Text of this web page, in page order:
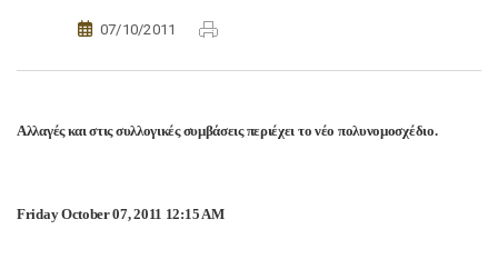
07/10/2011
Αλλαγές και στις συλλογικές συμβάσεις περιέχει το νέο πολυνομοσχέδιο.
Friday October 07, 2011 12:15 AM